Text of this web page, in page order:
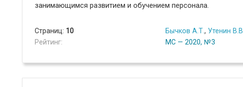
занимающимся развитием и обучением персонала.
Страниц: 10
Рейтинг:
Бычков А.Т., Утенин В.В.
МС — 2020, №3